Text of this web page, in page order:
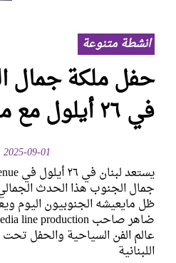
انشطة متنوعة
حفل ملكة جمال
في ٢٦ أيلول مع ميديا لاين
2025-09-01
جمال الجنوب هذا الحدث
ظل مايعيشه الجنوبيون اليوم
عالم الفن السياحية والحفل تحت
اللبنانية